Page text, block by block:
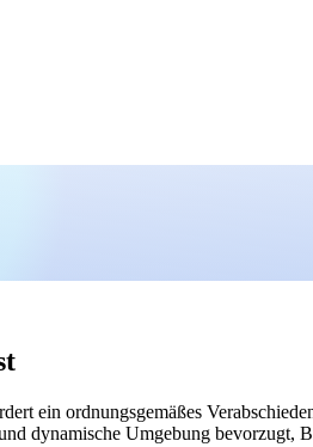
ein ordnungsgemäßes
dynamische Umgebung bevorzugt,